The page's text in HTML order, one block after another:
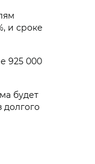
и сроке
925 000
будет
долгого